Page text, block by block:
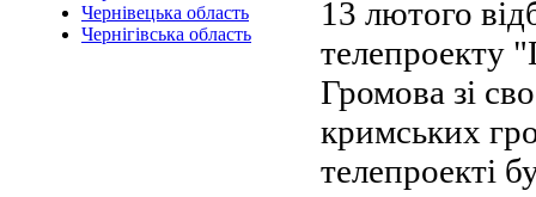
Чернівецька область
Чернігівська область
13 лютого
телепроекту
Громова зі
кримських
телепроекті